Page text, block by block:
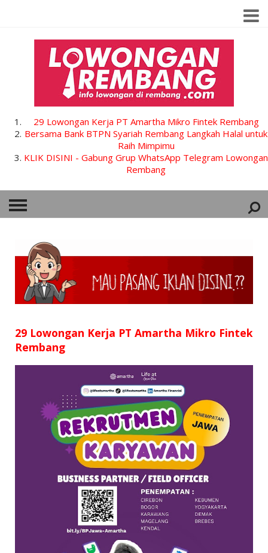
29 Lowongan Kerja PT Amartha Mikro Fintek Rembang
Bersama Bank BTPN Syariah Rembang Langkah Halal untuk
Raih Mimpimu
KLIK DISINI - Gabung Grup WhatsApp Telegram Lowongan
Rembang
HOME
SMP
D3
SURAT LAMARAN
RIWAYAT HIDUP
29 Lowongan Kerja PT Amartha Mikro Fintek
Rembang